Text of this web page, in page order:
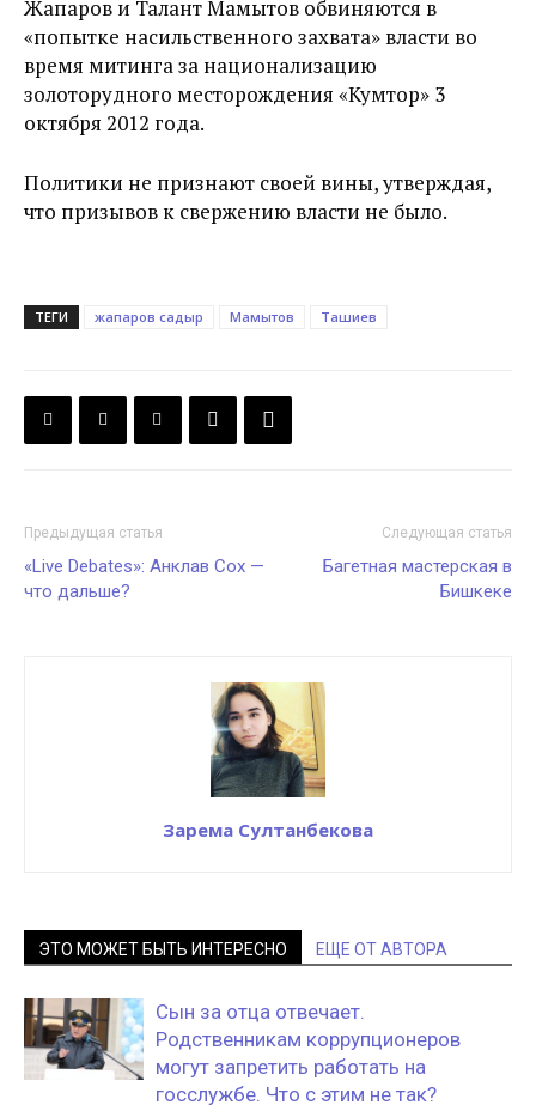
Жапаров и Талант Мамытов обвиняются в
«попытке насильственного захвата» власти во
время митинга за национализацию
золоторудного месторождения «Кумтор» 3
октября 2012 года.
Политики не признают своей вины, утверждая,
что призывов к свержению власти не было.
ТЕГИ жапаров садыр Мамытов Ташиев
Предыдущая статья
«Live Debates»: Анклав Сох —
что дальше?
Следующая статья
Багетная мастерская в
Бишкеке
Зарема Султанбекова
ЭТО МОЖЕТ БЫТЬ ИНТЕРЕСНО ЕЩЕ ОТ АВТОРА
Сын за отца отвечает.
Родственникам коррупционеров
могут запретить работать на
госслужбе. Что с этим не так?